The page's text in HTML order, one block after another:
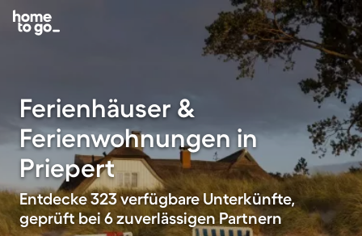
Ferienhäuser &
Ferienwohnungen in
Priepert
Entdecke 323 verfügbare Unterkünfte,
geprüft bei 6 zuverlässigen Partnern